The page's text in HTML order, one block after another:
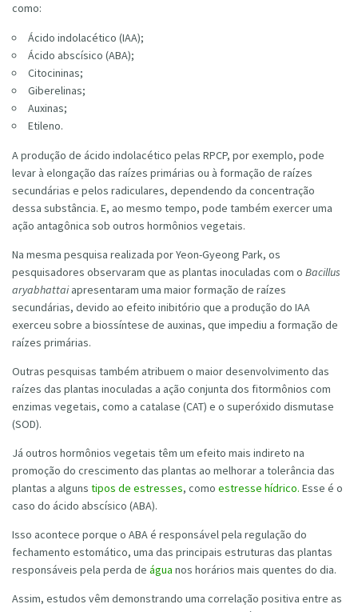
como:
Ácido indolacético (IAA);
Ácido abscísico (ABA);
Citocininas;
Giberelinas;
Auxinas;
Etileno.
A produção de ácido indolacético pelas RPCP, por exemplo, pode
levar à elongação das raízes primárias ou à formação de raízes
secundárias e pelos radiculares, dependendo da concentração
dessa substância. E, ao mesmo tempo, pode também exercer uma
ação antagônica sob outros hormônios vegetais.
Na mesma pesquisa realizada por Yeon-Gyeong Park, os
pesquisadores observaram que as plantas inoculadas com o Bacillus
aryabhattaiapresentaram uma maior formação de raízes
secundárias, devido ao efeito inibitório que a produção do IAA
exerceu sobre a biossíntese de auxinas, que impediu a formação de
raízes primárias.
Outras pesquisas também atribuem o maior desenvolvimento das
raízes das plantas inoculadas a ação conjunta dos fitormônios com
enzimas vegetais, como a catalase (CAT) e o superóxido dismutase
(SOD).
Já outros hormônios vegetais têm um efeito mais indireto na
promoção do crescimento das plantas ao melhorar a tolerância das
plantas a alguns tipos de estresses, como estresse hídrico. Esse é o
caso do ácido abscísico (ABA).
Isso acontece porque o ABA é responsável pela regulação do
fechamento estomático, uma das principais estruturas das plantas
responsáveis pela perda de água nos horários mais quentes do dia.
Assim, estudos vêm demonstrando uma correlação positiva entre as